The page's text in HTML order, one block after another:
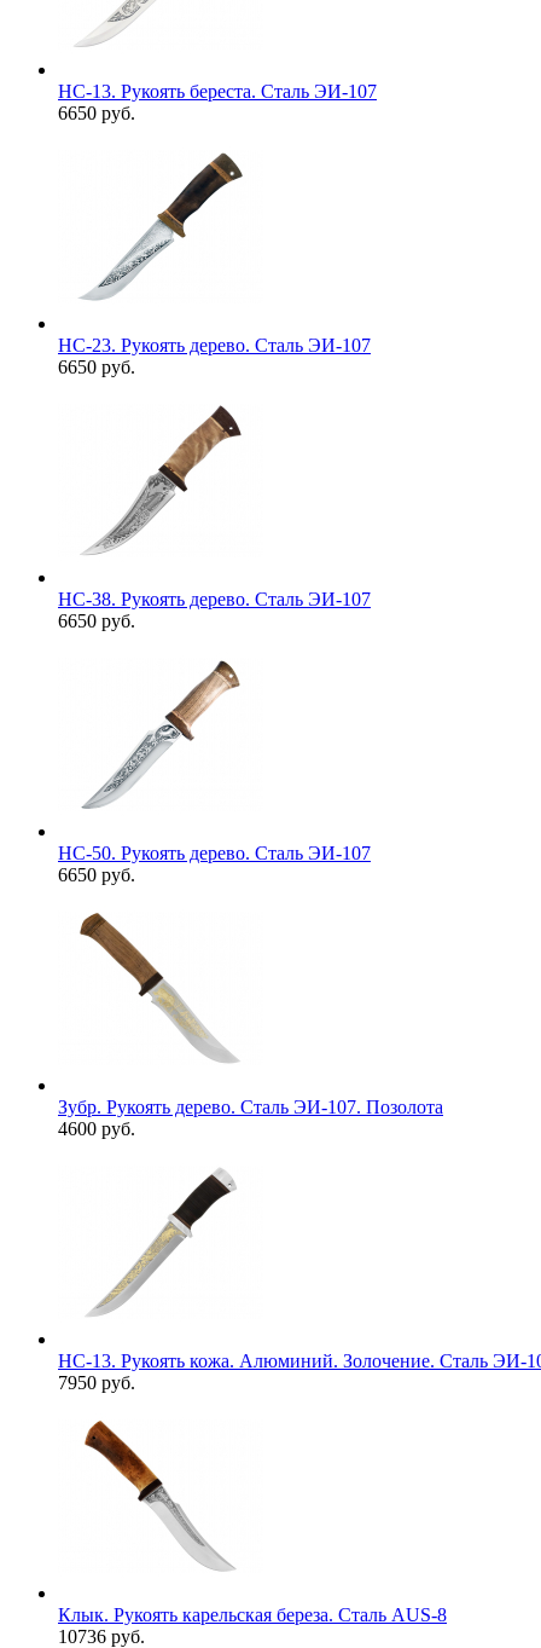
НС-13. Рукоять береста. Сталь ЭИ-107
6650 руб.
НС-23. Рукоять дерево. Сталь ЭИ-107
6650 руб.
НС-38. Рукоять дерево. Сталь ЭИ-107
6650 руб.
НС-50. Рукоять дерево. Сталь ЭИ-107
6650 руб.
Зубр. Рукоять дерево. Сталь ЭИ-107. Позолота
4600 руб.
НС-13. Рукоять кожа. Алюминий. Золочение. Сталь ЭИ-
7950 руб.
Клык. Рукоять карельская береза. Сталь AUS-8
10736 руб.